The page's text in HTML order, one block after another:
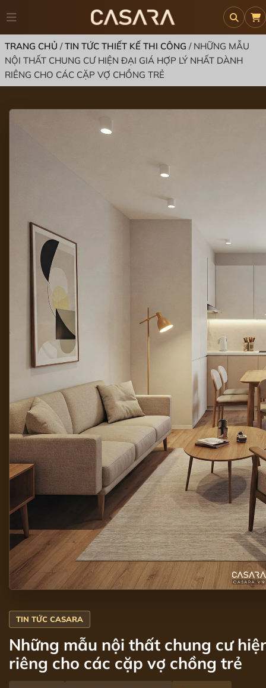
TRANG CHỦ /TIN TỨC THIẾT KẾ THI CÔNG / NHỮNG MẪU
NỘI THẤT CHUNG CƯ HIỆN ĐẠI GIÁ HỢP LÝ NHẤT DÀNH
RIÊNG CHO CÁC CẶP VỢ CHỒNG TRẺ
Những mẫu nội thất chung cư
riêng cho các cặp vợ chồng trẻ